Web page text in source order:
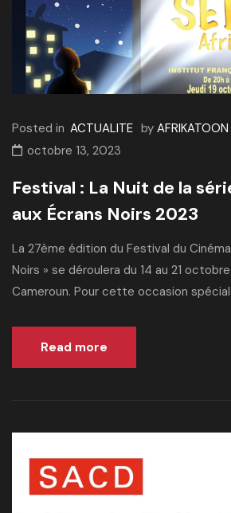
Posted in ACTUALITE by AFRIKATOON
octobre 13, 2023
Festival : La Nuit de la
aux Écrans Noirs 2023
La 27ème édition du Festival du
Noirs » se déroulera du 14 au 21
Cameroun. Pour cette occasion
Read more